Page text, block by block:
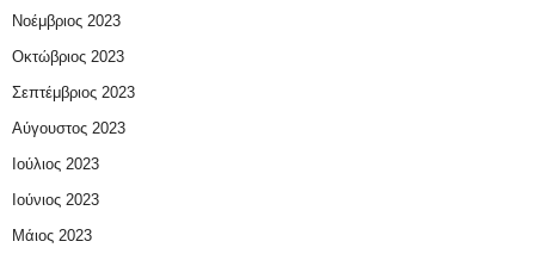
Νοέμβριος 2023
Οκτώβριος 2023
Σεπτέμβριος 2023
Αύγουστος 2023
Ιούλιος 2023
Ιούνιος 2023
Μάιος 2023